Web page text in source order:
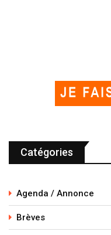
Catégories
Agenda / Annonce
Brèves